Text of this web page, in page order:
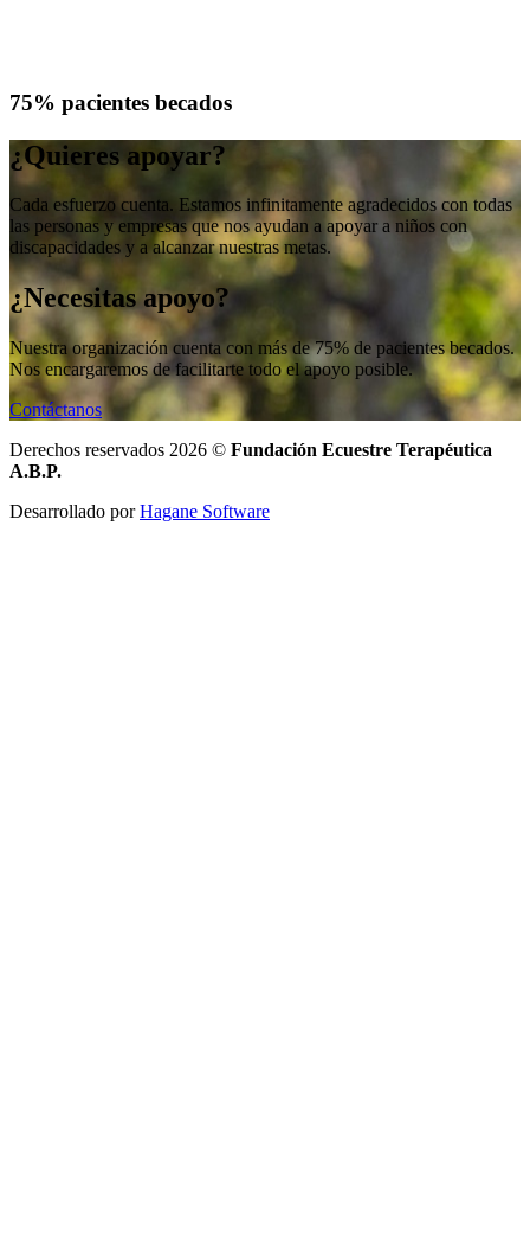
75% pacientes becados
¿Quieres apoyar?
Cada esfuerzo cuenta. Estamos infinitamente agradecidos con todas
las personas y empresas que nos ayudan a apoyar a niños con
discapacidades y a alcanzar nuestras metas.
¿Necesitas apoyo?
Nuestra organización cuenta con más de 75% de pacientes becados.
Nos encargaremos de facilitarte todo el apoyo posible.
Contáctanos
Derechos reservados 2026 © Fundación Ecuestre Terapéutica
A.B.P.
Desarrollado porHagane Software